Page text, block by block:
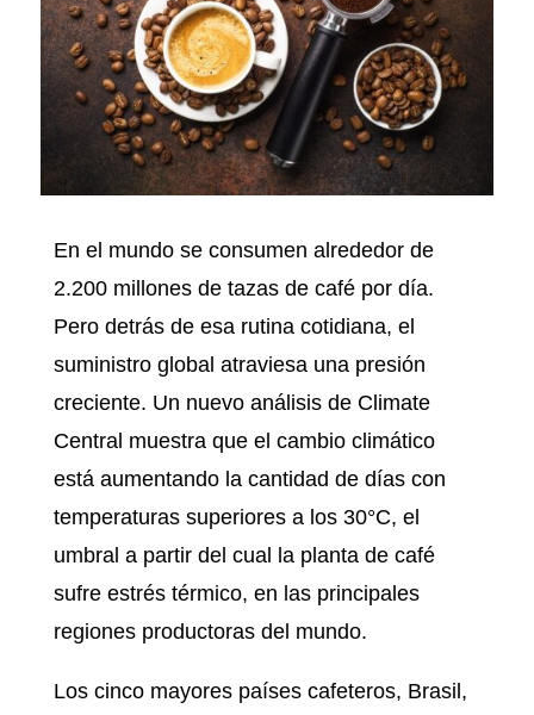
En el mundo se consumen alrededor de
2.200 millones de tazas de café por día.
Pero detrás de esa rutina cotidiana, el
suministro global atraviesa una presión
creciente. Un nuevo análisis de Climate
Central muestra que el cambio climático
está aumentando la cantidad de días con
temperaturas superiores a los 30°C, el
umbral a partir del cual la planta de café
sufre estrés térmico, en las principales
regiones productoras del mundo.
Los cinco mayores países cafeteros, Brasil,